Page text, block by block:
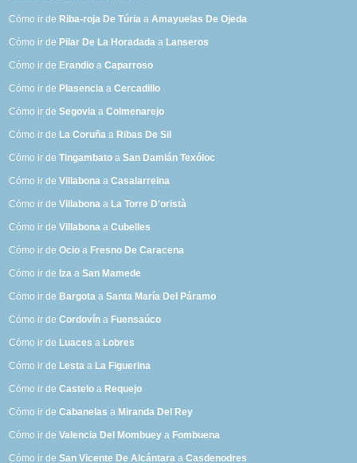
Cómo ir de Riba-roja De Túria aAmayuelas De Ojeda
Cómo ir de Pilar De La Horadada a Lanseros
Cómo ir de Erandio aCaparroso
Cómo ir de Plasencia aCercadillo
Cómo ir deSegovia aColmenarejo
Cómo ir de La Coruña a Ribas De Sil
Cómo ir deTingambato aSan Damián Texóloc
Cómo ir deVillabona aCasalarreina
Cómo ir deVillabona a La Torre D'oristà
Cómo ir deVillabona aCubelles
Cómo ir deOcio a Fresno De Caracena
Cómo ir de Iza aSan Mamede
Cómo ir de Bargota aSanta María Del Páramo
Cómo ir deCordovín a Fuensaúco
Cómo ir de Luaces a Lobres
Cómo ir de Lesta a La Figuerina
Cómo ir deCastelo a Requejo
Cómo ir deCabanelas a Miranda Del Rey
Cómo ir deValencia Del Mombuey a Fombuena
Cómo ir deSan Vicente De Alcántara aCasdenodres